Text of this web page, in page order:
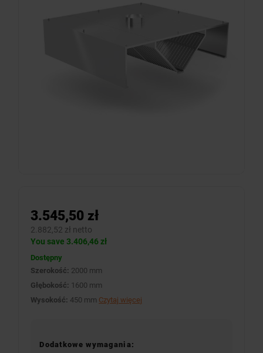
3.545,50 zł
2.882,52 zł netto
You save 3.406,46 zł
Dostępny
Szerokość: 2000 mm
Głębokość: 1600 mm
Wysokość: 450 mm Czytaj więcej
Dodatkowe wymagania: